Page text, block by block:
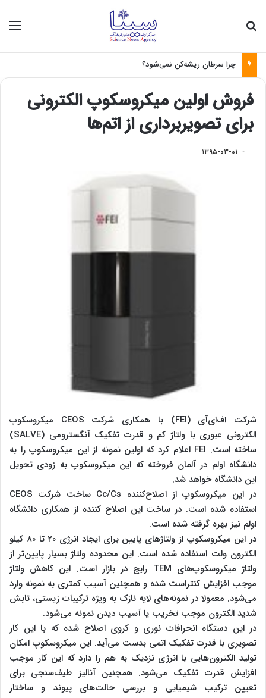
چرا سرطان ریشه‌کن نمی‌شود؟
فروش اولین میکروسکوپ الکترونی
برای تصویربرداری از اتم‌ها
۱۳۹۵-۰۳-۰۱
شرکت اف‌ای‌آی (FEI) با همکاری شرکت CEOS میکروسکوپ
الکترونی عبوری با ولتاژ کم و قدرت تفکیک آنگسترومی (SALVE)
ساخته است. FEI اعلام کرد که اولین نمونه از این میکروسکوپ را به
دانشگاه اولم در آلمان فروخته که این میکروسکوپ به زودی تحویل
این دانشگاه خواهد شد.
در این میکروسکوپ از اصلاح‌کننده Cc/Cs ساخت شرکت CEOS
استفاده شده است. در ساخت این اصلاح کننده از همکاری دانشگاه
اولم نیز بهره گرفته شده است.
در این میکروسکوپ از ولتاژهای پایین برای ایجاد انرژی ۲۰ تا ۸۰ کیلو
الکترون ولت استفاده شده است. این محدوده ولتاژ بسیار پایین‌تر از
ولتاژ میکروسکوپ‌های TEM رایج در بازار است. این کاهش ولتاژ
موجب افزایش کنتراست شده و همچنین آسیب کمتری به نمونه وارد
می‌شود. معمولا در نمونه‌های لایه نازک به ویژه ترکیبات زیستی، تابش
شدید الکترون موجب تخریب یا آسیب دیدن نمونه می‌شود.
در این دستگاه انحرافات نوری و کروی اصلاح شده که با این کار
تصویری با قدرت تفکیک اتمی بدست می‌آید. این میکروسکوپ امکان
تولید الکترون‌هایی با انرژی نزدیک به هم را دارد که این کار موجب
افزایش قدرت تفکیک می‌شود. همچنین آنالیز طیف‌سنجی برای
تعیین ترکیب شیمیایی و بررسی حالت‌های پیوند و ساختار